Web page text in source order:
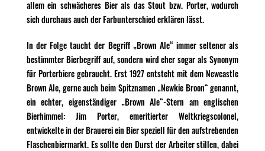
allem ein schwächeres Bier als das Stout bzw. Porter, wodurch
sich durchaus auch der Farbunterschied erklären lässt.
In der Folge taucht der Begriff „Brown Ale“ immer seltener als
bestimmter Bierbegriff auf, sondern wird eher sogar als Synonym
für Porterbiere gebraucht. Erst 1927 entsteht mit dem Newcastle
Brown Ale, gerne auch beim Spitznamen „Newkie Broon“ genannt,
ein echter, eigenständiger „Brown Ale“-Stern am englischen
Bierhimmel: Jim Porter, emeritierter Weltkriegscolonel,
entwickelte in der Brauerei ein Bier speziell für den aufstrebenden
Flaschenbiermarkt. Es sollte den Durst der Arbeiter stillen, dabei